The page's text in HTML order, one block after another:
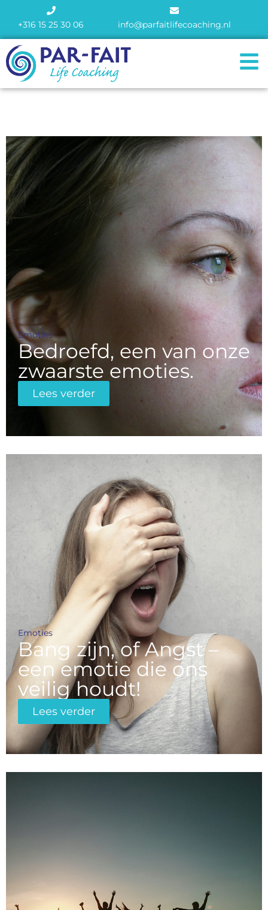
+316 15 25 30 06 info@parfaitlifecoaching.nl
Emoties
Bedroefd, een van onze
zwaarste emoties.
Lees verder
Emoties
Bang zijn, of Angst –
een emotie die ons
veilig houdt!
Lees verder